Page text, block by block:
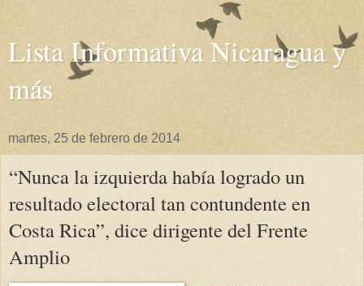
Lista Informativa Nicaragua y
más
martes, 25 de febrero de 2014
“Nunca la izquierda había logrado un
resultado electoral tan contundente en
Costa Rica”, dice dirigente del Frente
Amplio